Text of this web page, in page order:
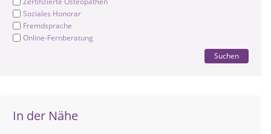
Soziales Honorar
Fremdsprache
Online-Fernberatung
Suchen
In der Nähe